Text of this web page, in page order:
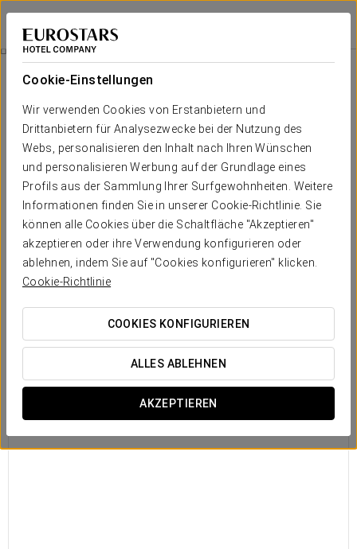
Cookie-Einstellungen
Wir verwenden Cookies von Erstanbietern und
Drittanbietern für Analysezwecke bei der Nutzung des
Webs, personalisieren den Inhalt nach Ihren Wünschen
und personalisieren Werbung auf der Grundlage eines
Profils aus der Sammlung Ihrer Surfgewohnheiten. Weitere
Informationen finden Sie in unserer Cookie-Richtlinie. Sie
können alle Cookies über die Schaltfläche "Akzeptieren"
akzeptieren oder ihre Verwendung konfigurieren oder
ablehnen, indem Sie auf "Cookies konfigurieren" klicken.
Cookie-Richtlinie
COOKIES KONFIGURIEREN
ALLES ABLEHNEN
AKZEPTIEREN
Eurostars Puerta Madrid
MADRID
Verpflegung